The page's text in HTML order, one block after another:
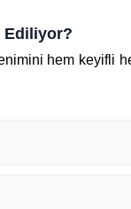
Ediliyor?
hem keyifli